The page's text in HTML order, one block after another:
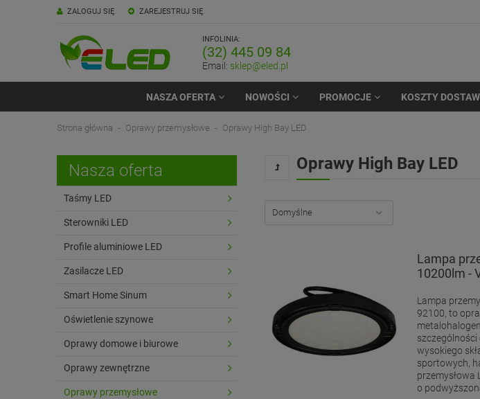
ZAREJESTRUJ SIĘ
ZALOGUJ SIĘ
INFOLINIA:
(32) 445 09 84
Email: sklep@eled.pl
NASZA OFERTA NOWOŚCI PROMOCJE KOSZTY
Strona główna Oprawy przemysłowe Oprawy High Bay LED
Nasza oferta
Taśmy LED
Sterowniki LED
Profile aluminiowe LED
Zasilacze LED
Smart Home Sinum
Oświetlenie szynowe
Oprawy domowe i biurowe
Oprawy zewnętrzne
Oprawy przemysłowe
Oprawy High Bay LED
Lampa
10200lm -
Lampa
92100, to
wysokiego
sportowych,
przemysłowa
o